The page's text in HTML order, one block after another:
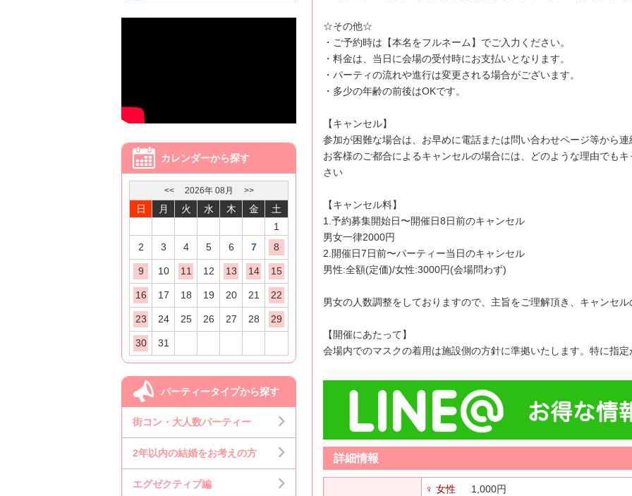
カレンダーから探す
<< 2026年 08 月 >>
日 月 火 水 木 金
土
1
2
3 4 5 6 7 8
9 10 11 12 13 14 15
16 17 18 19 20 21 22
23 24 25 26 27 28 29
30 31
パーティータイプから探す
街コン・大人数パーティー
2年以内の結婚をお考えの方
エグゼクティブ編
☆その他☆
・ご予約時は【本名をフルネーム】でご入力ください。
・料金は、当日に会場の受付時にお支払いとなります。
・パーティの流れや進行は変更される場合がございます。
・多少の年齢の前後はOKです。
【キャンセル】
参加が困難な場合は、お早めに電話または問い合わせページ等から
お客様のご都合によるキャンセルの場合には、どのような理由でも
さい
【キャンセル料】
1.予約募集開始日〜開催日8日前のキャンセル
男女一律2000円
2.開催日7日前〜パーティー当日のキャンセル
男性:全額(定価)/女性:3000円(会場問わず)
男女の人数調整をしておりますので、主旨をご理解頂き、キャンセ
【開催にあたって】
会場内でのマスクの着用は施設側の方針に準拠いたします。特に指
詳細情報
♀ 女性
1,000円